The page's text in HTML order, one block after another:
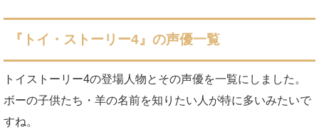
『トイ・ストーリー4』の声優一覧
トイストーリー4の登場人物とその声優を一覧にしました。
ボーの子供たち・羊の名前を知りたい人が特に多いみたいで
すね。